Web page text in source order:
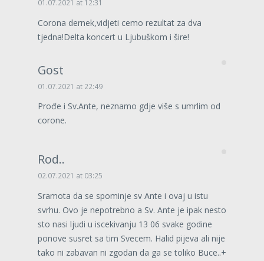
01.07.2021 at 12:31
Corona dernek,vidjeti cemo rezultat za dva
tjedna!Delta koncert u Ljubuškom i šire!
Gost
01.07.2021 at 22:49
Prođe i Sv.Ante, neznamo gdje više s umrlim od
corone.
Rod..
02.07.2021 at 03:25
Sramota da se spominje sv Ante i ovaj u istu
svrhu. Ovo je nepotrebno a Sv. Ante je ipak nesto
sto nasi ljudi u iscekivanju 13 06 svake godine
ponove susret sa tim Svecem. Halid pijeva ali nije
tako ni zabavan ni zgodan da ga se toliko Buce..+